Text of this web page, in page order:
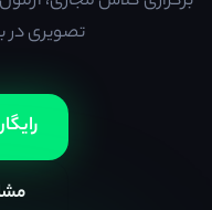
تصویری در